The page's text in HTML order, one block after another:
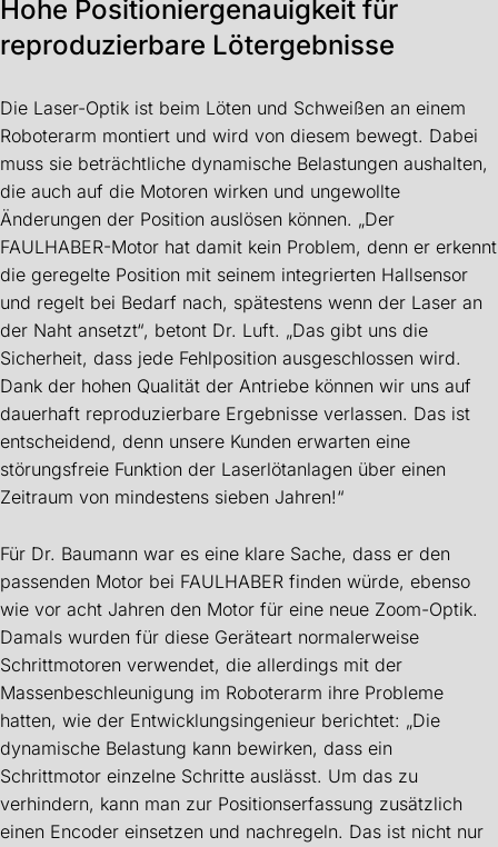
Hohe Positioniergenauigkeit für
reproduzierbare Lötergebnisse
Die Laser-Optik ist beim Löten und Schweißen an einem
Roboterarm montiert und wird von diesem bewegt. Dabei
muss sie beträchtliche dynamische Belastungen aushalten,
die auch auf die Motoren wirken und ungewollte
Änderungen der Position auslösen können. „Der
FAULHABER-Motor hat damit kein Problem, denn er erkennt
die geregelte Position mit seinem integrierten Hallsensor
und regelt bei Bedarf nach, spätestens wenn der Laser an
der Naht ansetzt“, betont Dr. Luft. „Das gibt uns die
Sicherheit, dass jede Fehlposition ausgeschlossen wird.
Dank der hohen Qualität der Antriebe können wir uns auf
dauerhaft reproduzierbare Ergebnisse verlassen. Das ist
entscheidend, denn unsere Kunden erwarten eine
störungsfreie Funktion der Laserlötanlagen über einen
Zeitraum von mindestens sieben Jahren!“
Für Dr. Baumann war es eine klare Sache, dass er den
passenden Motor bei FAULHABER finden würde, ebenso
wie vor acht Jahren den Motor für eine neue Zoom-Optik.
Damals wurden für diese Geräteart normalerweise
Schrittmotoren verwendet, die allerdings mit der
Massenbeschleunigung im Roboterarm ihre Probleme
hatten, wie der Entwicklungsingenieur berichtet: „Die
dynamische Belastung kann bewirken, dass ein
Schrittmotor einzelne Schritte auslässt. Um das zu
verhindern, kann man zur Positionserfassung zusätzlich
einen Encoder einsetzen und nachregeln. Das ist nicht nur